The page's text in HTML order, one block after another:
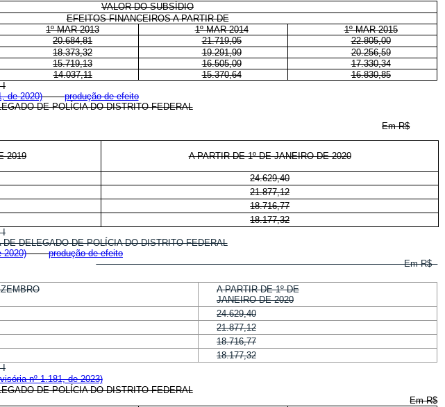
VALOR DO SUBSÍDIO
EFEITOS FINANCEIROS A PARTIR DE
1º MAR 2013 1º MAR 2014
1º MAR 2015
20.684,81 21.719,05
22.805,00
18.373,32 19.291,99
20.256,59
15.719,13 16.505,09
17.330,34
14.037,11 15.370,64
16.830,85
I
de 2020)
produção de efeito
DE POLÍCIA DO DISTRITO FEDERAL
Em R$
2019 A PARTIR DE 1º DE JANEIRO DE 2020
24.629,40
21.877,12
18.716,77
18.177,32
I
DE POLÍCIA DO DISTRITO FEDERAL
2020)
produção de efeito
Em R$
A PARTIR DE 1º DE
JANEIRO DE 2020
24.629,40
21.877,12
18.716,77
18.177,32
I
nº 1.181, de 2023)
DE POLÍCIA DO DISTRITO FEDERAL
Em R$